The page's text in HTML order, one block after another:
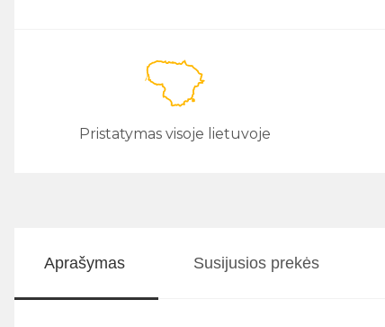
Pristatymas visoje lietuvoje
Aprašymas Susijusios prekės